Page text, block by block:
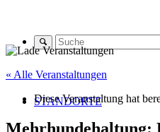
STANDORTE
« Alle Veranstaltungen
Diese Veranstaltung hat